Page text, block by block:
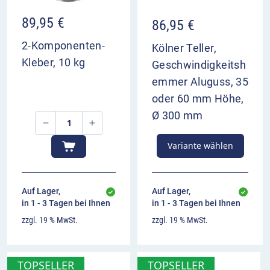
Noppenmarkierung auf der gewölbten Oberfläche
des Tellers erkennen Sie, wie er optimal zu
positionieren ist.
Bestellen Sie den passenden 2-Komponenten-
Kleber gleich mit dazu! Noch klarer wird der
Prozess durch das folgende Montagevideo:
89,95 €
2-Komponenten-
Kleber, 10 kg
Auf Lager,
in 1 - 3 Tagen bei Ihnen
zzgl. 19 % MwSt.
86,95 €
Kölner Teller,
Geschwindigkeitsh
emmer Aluguss, 35
oder 60 mm Höhe,
Ø 300 mm
Variante wählen
Auf Lager,
in 1 - 3 Tagen bei Ihnen
zzgl. 19 % MwSt.
TOPSELLER TOPSELLER